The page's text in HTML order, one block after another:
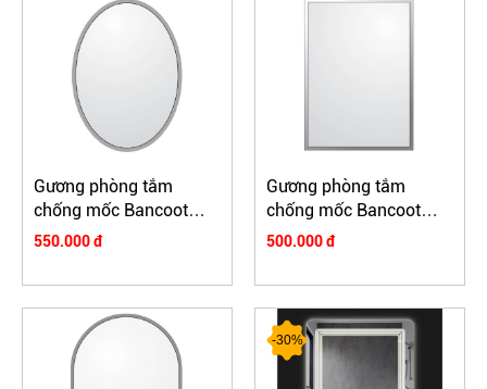
Gương phòng tắm
chống mốc Bancoot
BC127
550.000 đ
Gương phòng tắm
chống mốc Bancoot
BC126
500.000 đ
-30%